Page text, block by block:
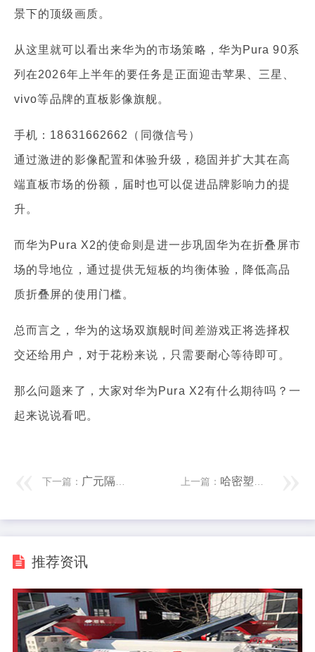
景下的顶级画质。
从这里就可以看出来华为的市场策略，华为Pura 90系
列在2026年上半年的要任务是正面迎击苹果、三星、
vivo等品牌的直板影像旗舰。
手机：18631662662（同微信号）
通过激进的影像配置和体验升级，稳固并扩大其在高
端直板市场的份额，届时也可以促进品牌影响力的提
升。
而华为Pura X2的使命则是进一步巩固华为在折叠屏市
场的导地位，通过提供无短板的均衡体验，降低高品
质折叠屏的使用门槛。
总而言之，华为的这场双旗舰时间差游戏正将选择权
交还给用户，对于花粉来说，只需要耐心等待即可。
那么问题来了，大家对华为Pura X2有什么期待吗？一
起来说说看吧。
下一篇： 广元隔热条设备价格 荣耀WIN系列AI键将升级：新增“一键启动BOOST模式” 上一篇： 哈密塑料管材生产线厂家 iPhone18延期真相被曝光，只因无边框设计+隐藏Face ID太难
推荐资讯